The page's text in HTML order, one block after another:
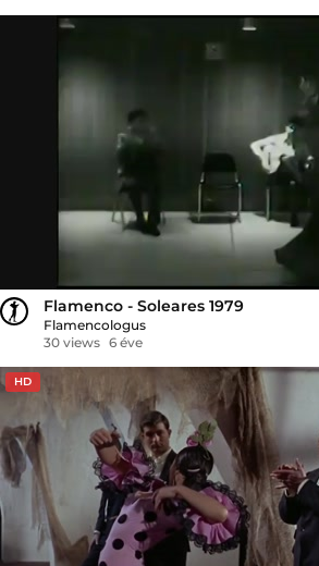
Flamenco - Soleares 1979
Flamencologus
30 views 6 éve
HD